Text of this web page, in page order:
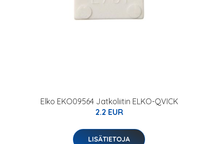
Elko EKO09564 Jatkoliitin ELKO-QVICK
2.2 EUR
LISÄTIETOJA